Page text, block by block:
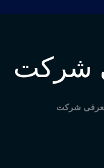
شرکت
شرکت